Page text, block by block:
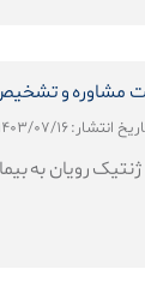
مشاوره و
انتشار: ۱۴۰۳/۰۷/۱۶
رویان به